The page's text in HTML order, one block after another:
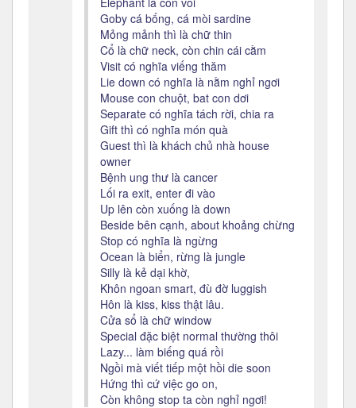
Goby cá bống, cá mòi sardine
Mỏng mảnh thì là chữ thin
Cổ là chữ neck, còn chin cái cằm
Visit có nghĩa viếng thăm
Lie down có nghĩa là nằm nghỉ ngơi
Mouse con chuột, bat con dơi
Separate có nghĩa tách rời, chia ra
Gift thì có nghĩa món quà
Guest thì là khách chủ nhà house
owner
Bệnh ung thư là cancer
Lối ra exit, enter đi vào
Up lên còn xuống là down
Beside bên cạnh, about khoảng chừng
Stop có nghĩa là ngừng
Ocean là biển, rừng là jungle
Silly là kẻ dại khờ,
Khôn ngoan smart, đù đờ luggish
Hôn là kiss, kiss thật lâu.
Cửa sổ là chữ window
Special đặc biệt normal thường thôi
Lazy... làm biếng quá rồi
Ngồi mà viết tiếp một hồi die soon
Hứng thì cứ việc go on,
Còn không stop ta còn nghỉ ngơi!